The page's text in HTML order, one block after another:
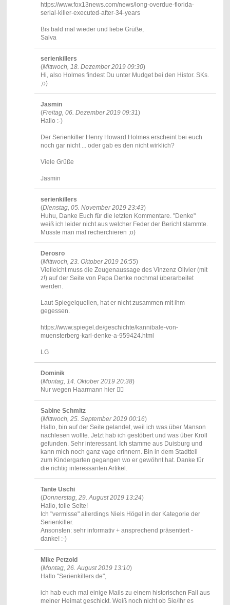
https://www.fox13news.com/news/long-overdue-florida-
serial-killer-executed-after-34-years
Bis bald mal wieder und liebe Grüße,
Salva
serienkillers
(Mittwoch, 18. Dezember 2019 09:30)
Hi, also Holmes findest Du unter Mudget bei den Histor. SKs.
;o)
Jasmin
(Freitag, 06. Dezember 2019 09:31)
Hallo :-)
Der Serienkiller Henry Howard Holmes erscheint bei euch
noch gar nicht ... oder gab es den nicht wirklich?
Viele Grüße
Jasmin
serienkillers
(Dienstag, 05. November 2019 23:43)
Huhu, Danke Euch für die letzten Kommentare. "Denke"
weiß ich leider nicht aus welcher Feder der Bericht stammte.
Müsste man mal recherchieren ;o)
Derosro
(Mittwoch, 23. Oktober 2019 16:55)
Vielleicht muss die Zeugenaussage des Vinzenz Olivier (mit
z!) auf der Seite von Papa Denke nochmal überarbeitet
werden.
Laut Spiegelquellen, hat er nicht zusammen mit ihm
gegessen.
https://www.spiegel.de/geschichte/kannibale-von-
muensterberg-karl-denke-a-959424.html
LG
Dominik
(Montag, 14. Oktober 2019 20:38)
Nur wegen Haarmann hier 👌🏻
Sabine Schmitz
(Mittwoch, 25. September 2019 00:16)
Hallo, bin auf der Seite gelandet, weil ich was über Manson
nachlesen wollte. Jetzt hab ich gestöbert und was über Kroll
gefunden. Sehr interessant. Ich stamme aus Duisburg und
kann mich noch ganz vage erinnern. Bin in dem Stadtteil
zum Kindergarten gegangen wo er gewöhnt hat. Danke für
die richtig interessanten Artikel.
Tante Uschi
(Donnerstag, 29. August 2019 13:24)
Hallo, tolle Seite!
Ich "vermisse" allerdings Niels Högel in der Kategorie der
Serienkiller.
Ansonsten: sehr informativ + ansprechend präsentiert -
danke! :-)
Mike Petzold
(Montag, 26. August 2019 13:10)
Hallo "Serienkillers.de",
ich hab euch mal einige Mails zu einem historischen Fall aus
meiner Heimat geschickt. Weiß noch nicht ob Sie/Ihr es